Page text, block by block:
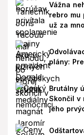
Vážna
rebro mu
už za
plány:
Brutálny
Skončil v
jeho